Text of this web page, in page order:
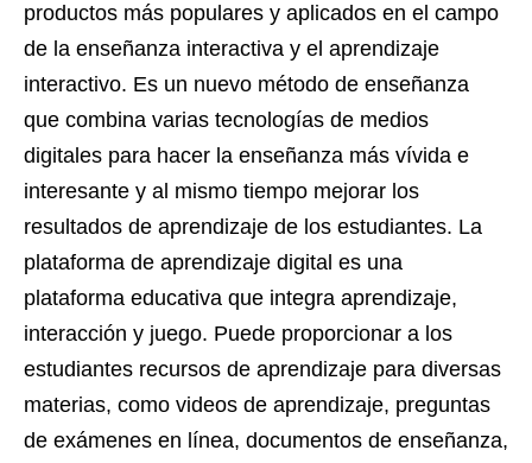
productos más populares y aplicados en el campo
de la enseñanza interactiva y el aprendizaje
interactivo. Es un nuevo método de enseñanza
que combina varias tecnologías de medios
digitales para hacer la enseñanza más vívida e
interesante y al mismo tiempo mejorar los
resultados de aprendizaje de los estudiantes. La
plataforma de aprendizaje digital es una
plataforma educativa que integra aprendizaje,
interacción y juego. Puede proporcionar a los
estudiantes recursos de aprendizaje para diversas
materias, como videos de aprendizaje, preguntas
de exámenes en línea, documentos de enseñanza,